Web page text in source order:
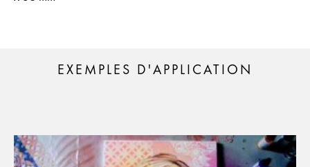
EXEMPLES D'APPLICATION